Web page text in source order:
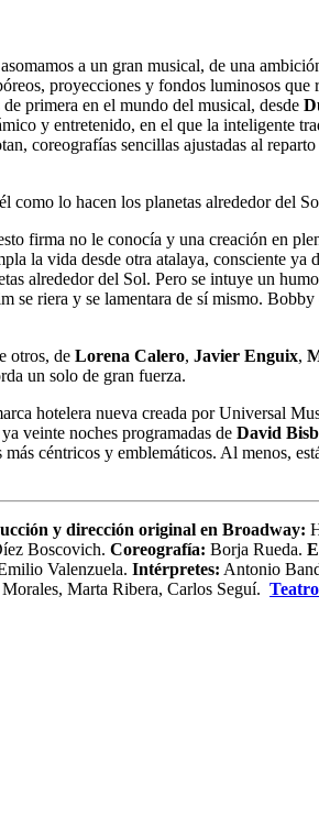
a un gran musical, de una
proyecciones y fondos luminosos
primera en el mundo del musical, desde
y entretenido, en el que la inteligente
coreografías sencillas ajustadas al
como lo hacen los planetas alrededor del
firma no le conocía y una creación en
la vida desde otra atalaya, consciente
alrededor del Sol. Pero se intuye un
riera y se lamentara de sí mismo.
otros, de Lorena Calero, Javier Enguix,
un solo de gran fuerza.
hotelera nueva creada por Universal
veinte noches programadas de David
céntricos y emblemáticos. Al menos,
y dirección original en Broadway:
Boscovich. Coreografía: Borja Rueda.
Valenzuela. Intérpretes: Antonio
Marta Ribera, Carlos Seguí.